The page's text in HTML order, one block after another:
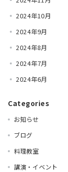
2024年10月
2024年9月
2024年8月
2024年7月
2024年6月
Categories
お知らせ
ブログ
料理教室
講演・イベント